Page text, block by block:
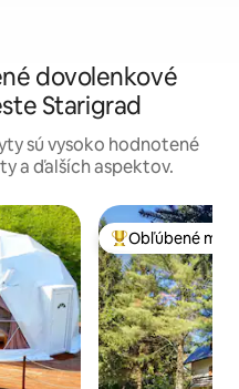
dovolenkové
Starigrad
sú vysoko hodnotené
a ďalších aspektov.
Najobľúbenejšie
Obľúbené